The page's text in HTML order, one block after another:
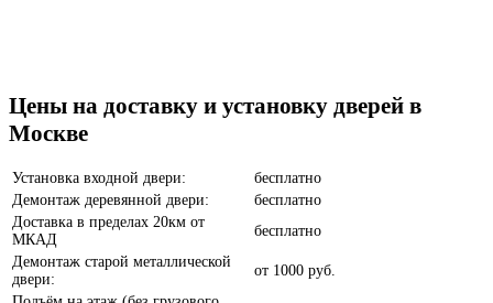
Бетон темный
Цены на доставку и установку дверей в
Москве
Установка входной двери:
бесплатно
Демонтаж деревянной двери:
бесплатно
Доставка в пределах 20км от
МКАД
бесплатно
Демонтаж старой металлической
двери:
от 1000 руб.